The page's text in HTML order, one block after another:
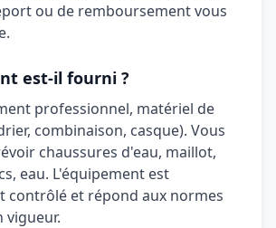
ou de remboursement vous
est-il fourni ?
professionnel, matériel de
combinaison, casque). Vous
chaussures d'eau, maillot,
eau. L'équipement est
contrôlé et répond aux normes
vigueur.